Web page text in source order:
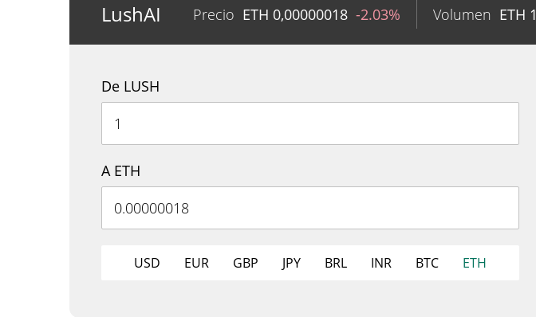
LushAI Precio ETH 0,00000018 -2.03% Volumen ETH 1
De LUSH
A ETH
USD EUR GBP JPY BRL INR BTC ETH